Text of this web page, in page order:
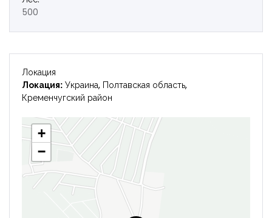
500
Локация
Локация: Украина, Полтавская область,
Кременчугский район
+
−